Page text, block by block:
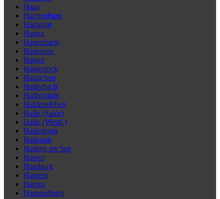
Haan
Hachenburg
Hadamar
Hagen
Hagenbach
Hagenow
Haiger
Haigerloch
Hainichen
Haiterbach
Halberstadt
Haldensleben
Halle (Saale)
Halle (Westf.)
Hallenberg
Hallstadt
Haltern am See
Halver
Hamburg
Hameln
Hamm
Hammelburg